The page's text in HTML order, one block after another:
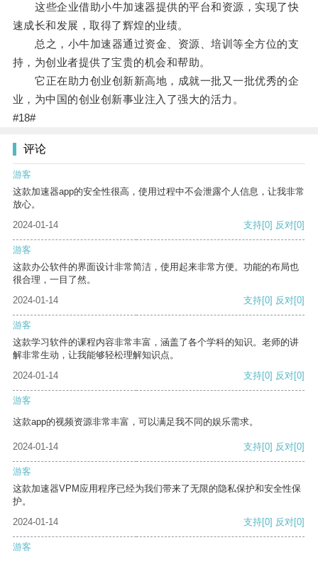
这些企业借助小牛加速器提供的平台和资源，实现了快
速成长和发展，取得了辉煌的业绩。
总之，小牛加速器通过资金、资源、培训等全方位的支
持，为创业者提供了宝贵的机会和帮助。
它正在助力创业创新新高地，成就一批又一批优秀的企
业，为中国的创业创新事业注入了强大的活力。
#18#
评论
游客
这款加速器app的安全性很高，使用过程中不会泄露个人信息，让我非常
放心。
2024-01-14
支持[0] 反对[0]
游客
这款办公软件的界面设计非常简洁，使用起来非常方便。功能的布局也
很合理，一目了然。
2024-01-14
支持[0] 反对[0]
游客
这款学习软件的课程内容非常丰富，涵盖了各个学科的知识。老师的讲
解非常生动，让我能够轻松理解知识点。
2024-01-14
支持[0] 反对[0]
游客
这款app的视频资源非常丰富，可以满足我不同的娱乐需求。
2024-01-14 支持[0] 反对[0]
游客
这款加速器VPM应用程序已经为我们带来了无限的隐私保护和安全性保
护。
2024-01-14
支持[0] 反对[0]
游客